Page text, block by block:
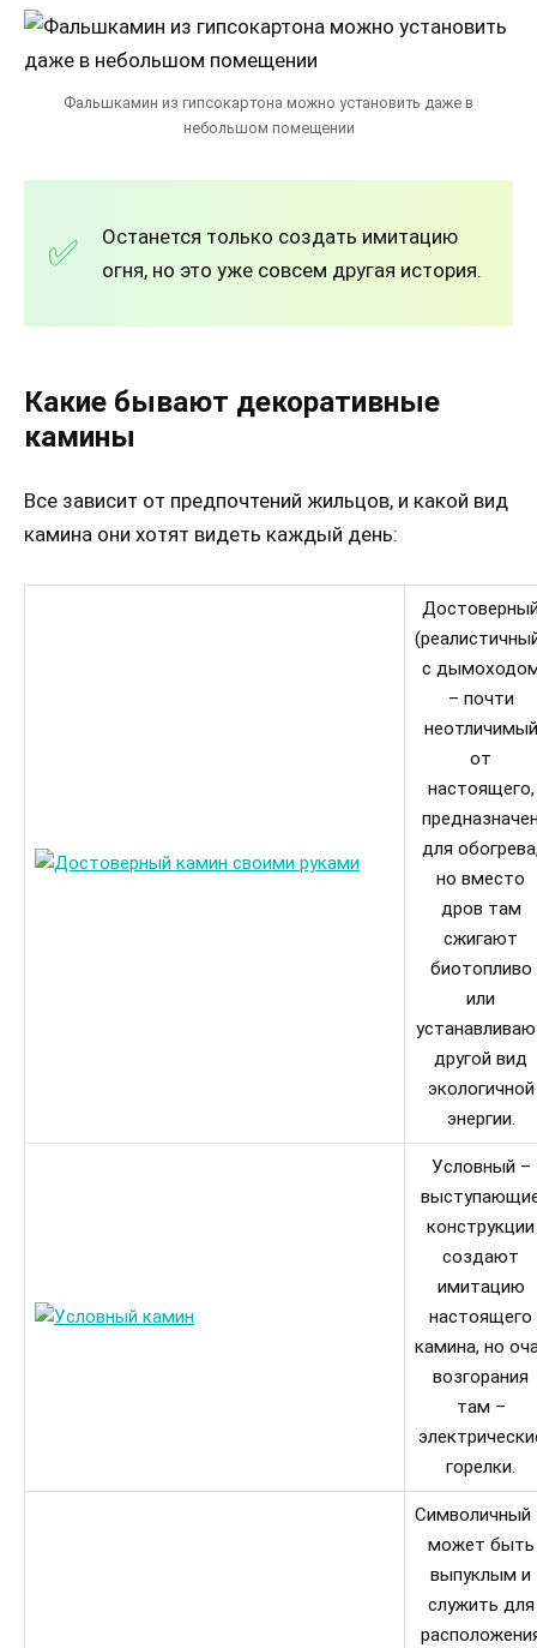
Фальшкамин из гипсокартона можно установить даже в
небольшом помещении
Останется только создать имитацию
огня, но это уже совсем другая история.
Какие бывают декоративные
камины
Все зависит от предпочтений жильцов, и какой вид
камина они хотят видеть каждый день:​
с
– почти
неотличимый
от
настоящего,
для
но вместо
дров там
сжигают
биотопливо
или
другой вид
экологичной
энергии.
Условный –
конструкции
создают
имитацию
настоящего
камина, но
возгорания
там –
горелки.
Символичный
может быть
выпуклым и
служить для